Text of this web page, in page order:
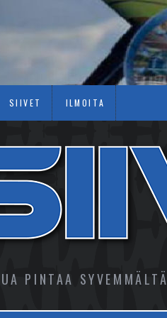
SIIVET ILMOITA
PINTAA